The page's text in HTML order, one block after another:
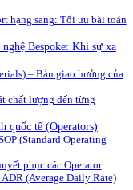
hạng sang: Tối ưu bài toán
Bespoke: Khi sự xa
– Bản giao hưởng của
chất lượng đến từng
quốc tế (Operators)
(Standard Operating
phục các Operator
(Average Daily Rate)